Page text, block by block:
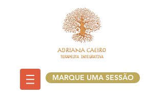
MARQUE UMA SESSÃO